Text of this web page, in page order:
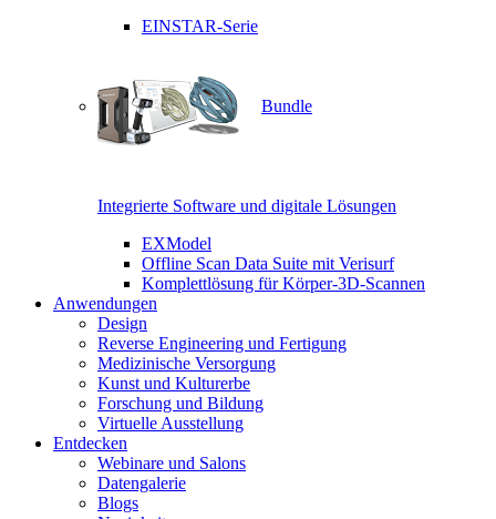
EINSTAR-Serie
Bundle
Integrierte Software und digitale Lösungen
EXModel
Offline Scan Data Suite mit Verisurf
Komplettlösung für Körper-3D-Scannen
Anwendungen
Design
Reverse Engineering und Fertigung
Medizinische Versorgung
Kunst und Kulturerbe
Forschung und Bildung
Virtuelle Ausstellung
Entdecken
Webinare und Salons
Datengalerie
Blogs